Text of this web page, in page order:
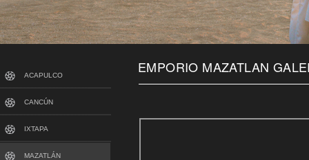
EMPORIO MAZATLAN
ACAPULCO
CANCÚN
IXTAPA
MAZATLÁN